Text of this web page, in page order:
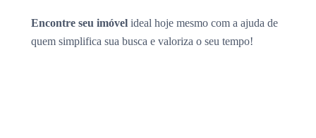
Encontre seu imóvel ideal hoje mesmo com a ajuda de
quem simplifica sua busca e valoriza o seu tempo!